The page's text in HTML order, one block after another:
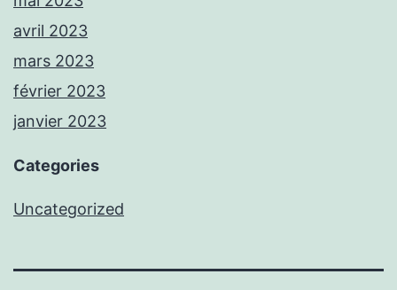
avril 2023
mars 2023
février 2023
janvier 2023
Categories
Uncategorized